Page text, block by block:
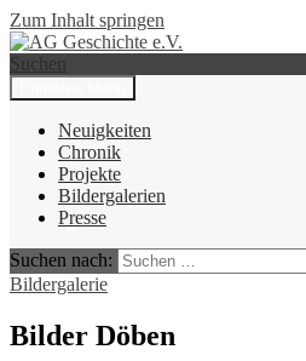
Zum Inhalt springen
AG Geschichte e.V.
Suchen
Neuigkeiten
Chronik
Projekte
Bildergalerien
Presse
Suchen nach:
Bildergalerie
Bilder Döben